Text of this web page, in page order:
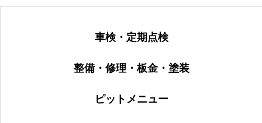
車検・定期点検
整備・修理・板金・塗装
ピットメニュー